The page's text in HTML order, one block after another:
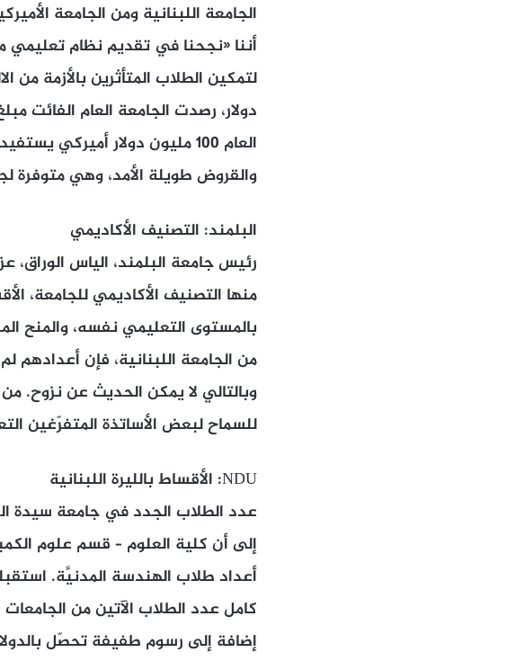
الجامعة اللبنانية ومن الجامعة
أننا «نجحنا في تقديم نظام تعليمي
لتمكين الطلاب المتأثرين بالأزمة
والقروض طويلة الأمد، وهي متوفرة
البلمند: التصنيف الأكاديمي
منها التصنيف الأكاديمي للجامعة،
بالمستوى التعليمي نفسه، والمنح
من الجامعة اللبنانية، فإن أعدادهم
وبالتالي لا يمكن الحديث عن نزوح. من
للسماح لبعض الأساتذة المتفرّغين
NDU: الأقساط بالليرة اللبنانية
إلى أن كلية العلوم – قسم علوم
كامل عدد الطلاب الآتين من الجامعات
إضافة إلى رسوم طفيفة تحصّل